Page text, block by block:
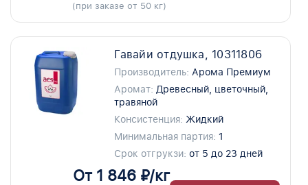
(при заказе от 50 кг)
Гавайи отдушка, 10311806
Производитель: Арома Премиум
Аромат: Древесный, цветочный,
травяной
Консистенция: Жидкий
Минимальная партия: 1
Срок отгрукзи: от 5 до 23 дней
От 1 846 ₽/кг